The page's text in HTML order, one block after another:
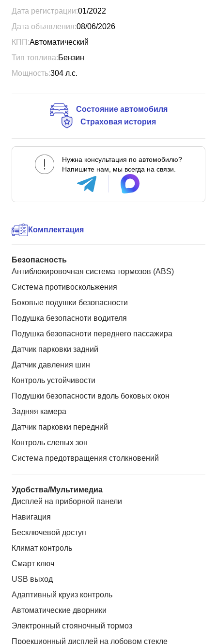
Дата регистрации:01/2022
Дата объявления:08/06/2026
КПП:Автоматический
Тип топлива:Бензин
Мощность:304 л.с.
Состояние автомобиля
Страховая история
Нужна консультация по автомобилю?
Напишите нам, мы всегда на связи.
Комплектация
Безопасность
Антиблокировочная система тормозов (ABS)
Система противоскольжения
Боковые подушки безопасности
Подушка безопасноти водителя
Подушка безопасноти переднего пассажира
Датчик парковки задний
Датчик давления шин
Контроль устойчивости
Подушки безопасности вдоль боковых окон
Задняя камера
Датчик парковки передний
Контроль слепых зон
Система предотвращения столкновений
Удобства/Мультимедиа
Дисплей на приборной панели
Навигация
Бесключевой доступ
Климат контроль
Смарт ключ
USB выход
Адаптивный круиз контроль
Автоматические дворники
Электронный стояночный тормоз
Проекционный дисплей на лобовом стекле